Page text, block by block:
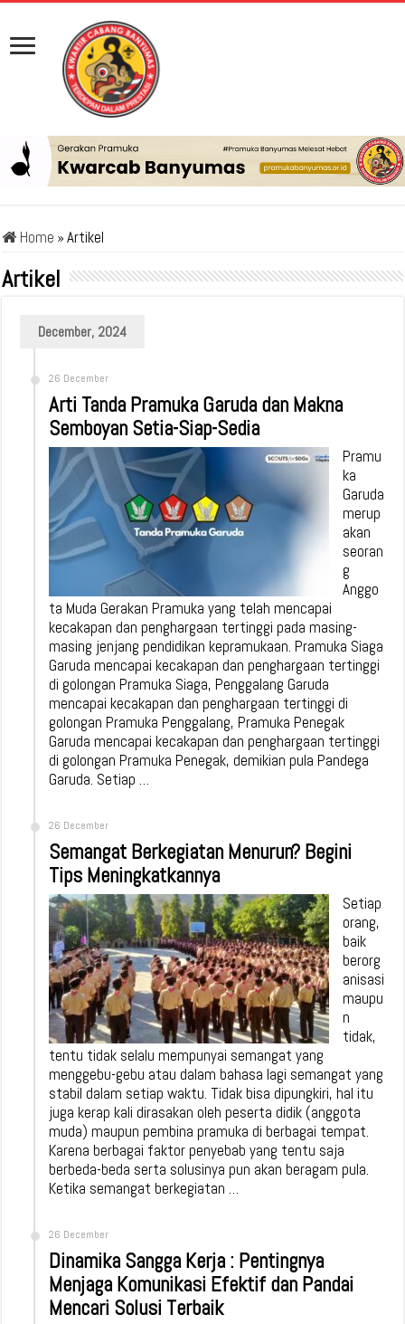
Home »Artikel
Artikel
December, 2024
26 December
Arti Tanda Pramuka Garuda dan Makna
Semboyan Setia-Siap-Sedia
Pramu
ka
Garuda
merup
akan
seoran
g
Anggo
ta Muda Gerakan Pramuka yang telah mencapai
kecakapan dan penghargaan tertinggi pada masing-
masing jenjang pendidikan kepramukaan. Pramuka Siaga
Garuda mencapai kecakapan dan penghargaan tertinggi
di golongan Pramuka Siaga, Penggalang Garuda
mencapai kecakapan dan penghargaan tertinggi di
golongan Pramuka Penggalang, Pramuka Penegak
Garuda mencapai kecakapan dan penghargaan tertinggi
di golongan Pramuka Penegak, demikian pula Pandega
Garuda. Setiap …
26 December
Semangat Berkegiatan Menurun? Begini
Tips Meningkatkannya
Setiap
orang,
baik
berorg
anisasi
maupu
n
tidak,
tentu tidak selalu mempunyai semangat yang
menggebu-gebu atau dalam bahasa lagi semangat yang
stabil dalam setiap waktu. Tidak bisa dipungkiri, hal itu
juga kerap kali dirasakan oleh peserta didik (anggota
muda) maupun pembina pramuka di berbagai tempat.
Karena berbagai faktor penyebab yang tentu saja
berbeda-beda serta solusinya pun akan beragam pula.
Ketika semangat berkegiatan …
26 December
Dinamika Sangga Kerja : Pentingnya
Menjaga Komunikasi Efektif dan Pandai
Mencari Solusi Terbaik